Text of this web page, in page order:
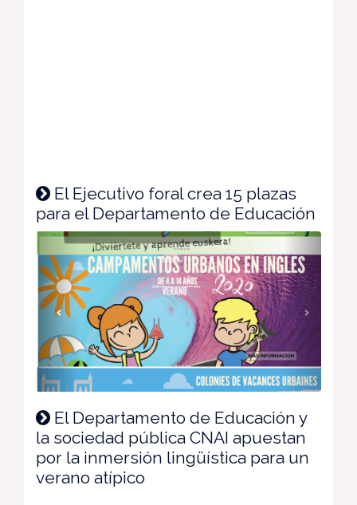
El Ejecutivo foral crea 15 plazas
para el Departamento de Educación
El Departamento de Educación y
la sociedad pública CNAI apuestan
por la inmersión lingüística para un
verano atípico